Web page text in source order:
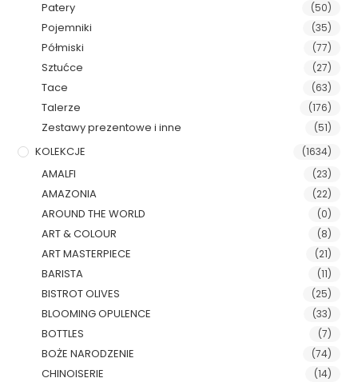
Patery (50)
Pojemniki (35)
Półmiski (77)
Sztućce (27)
Tace (63)
Talerze (176)
Zestawy prezentowe i inne (51)
KOLEKCJE (1634)
AMALFI (23)
AMAZONIA (22)
AROUND THE WORLD (0)
ART & COLOUR (8)
ART MASTERPIECE (21)
BARISTA (11)
BISTROT OLIVES (25)
BLOOMING OPULENCE (33)
BOTTLES (7)
BOŻE NARODZENIE (74)
CHINOISERIE (14)